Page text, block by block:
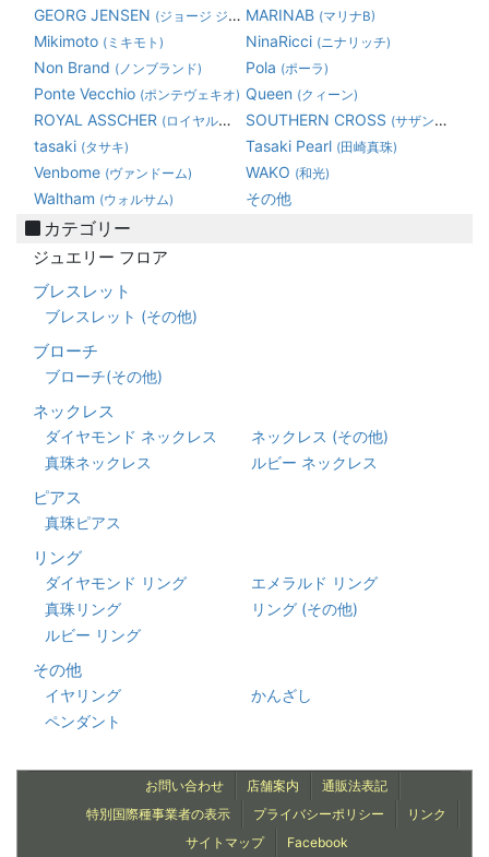
GEORG JENSEN (ジョージ ジェンセン) MARINAB (マリナB)
Mikimoto (ミキモト) NinaRicci (ニナリッチ)
Non Brand (ノンブランド) Pola (ポーラ)
Ponte Vecchio (ポンテヴェキオ) Queen (クィーン)
ROYAL ASSCHER (ロイヤルアッシャーダイヤモンド) SOUTHERN CROSS (サザンクロス)
tasaki (タサキ) Tasaki Pearl (田崎真珠)
Venbome (ヴァンドーム) WAKO (和光)
Waltham (ウォルサム) その他
カテゴリー
ジュエリー フロア
ブレスレット
ブレスレット (その他)
ブローチ
ブローチ(その他)
ネックレス
ダイヤモンド ネックレス
ネックレス (その他)
真珠ネックレス
ルビー ネックレス
ピアス
真珠ピアス
リング
ダイヤモンド リング
エメラルド リング
真珠リング
リング (その他)
ルビー リング
その他
イヤリング
かんざし
ペンダント
お問い合わせ 店舗案内
通販法表記
特別国際種事業者の表示
プライバシーポリシー
リンク
サイトマップ
Facebook